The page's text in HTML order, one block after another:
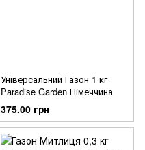
Універсальний Газон 1 кг
Paradise Garden Німеччина
375.00 грн